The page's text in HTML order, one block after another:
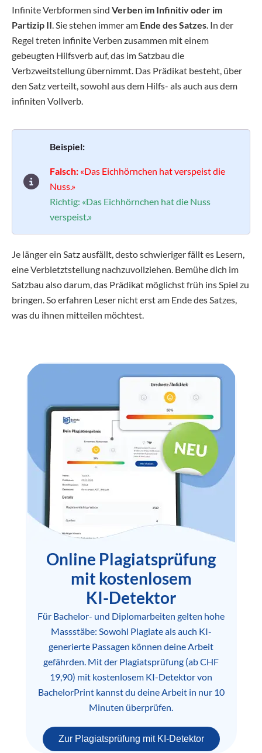
Infinite Verbformen sind Verben im Infinitiv oder im
Partizip II . Sie stehen immer am Ende des Satzes . In der
Regel treten infinite Verben zusammen mit einem
gebeugten Hilfsverb auf, das im Satzbau die
Verbzweitstellung übernimmt. Das Prädikat besteht, über
den Satz verteilt, sowohl aus dem Hilfs- als auch aus dem
infiniten Vollverb.
Beispiel:
Falsch: «Das Eichhörnchen hat verspeist die
Nuss.»
Richtig: «Das Eichhörnchen hat die Nuss
verspeist.»
Je länger ein Satz ausfällt, desto schwieriger fällt es Lesern,
eine Verbletztstellung nachzuvollziehen. Bemühe dich im
Satzbau also darum, das Prädikat möglichst früh ins Spiel zu
bringen. So erfahren Leser nicht erst am Ende des Satzes,
was du ihnen mitteilen möchtest.
Online Plagiatsprüfung
mit kostenlosem
KI-Detektor
Für Bachelor- und Diplomarbeiten gelten hohe
Massstäbe: Sowohl Plagiate als auch KI-
generierte Passagen können deine Arbeit
gefährden. Mit der Plagiatsprüfung (ab CHF
19,90) mit kostenlosem KI-Detektor von
BachelorPrint kannst du deine Arbeit in nur 10
Minuten überprüfen.
Zur Plagiatsprüfung mit KI-Detektor